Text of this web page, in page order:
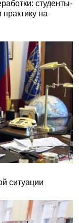
студенты-
на
ситуации